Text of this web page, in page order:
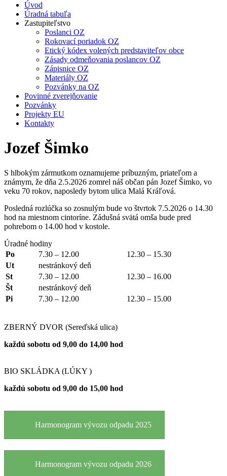
Úvod
Úradná tabuľa
Zastupiteľstvo
Poslanci OZ
Rokovací poriadok OZ
Etický kódex volených predstaviteľov obce
Zásady odmeňovania poslancov OZ
Zápisnice OZ
Materiály OZ
Pozvánky na OZ
Povinné zverejňovanie
Pozvánky
Projekty EU
Kontakty
Jozef Šimko
S hlbokým zármutkom oznamujeme príbuzným, priateľom a
známym, že dňa 2.5.2026 zomrel náš občan pán Jozef Šimko, vo
veku 70 rokov, naposledy bytom ulica Malá Kráľová.
Posledná rozlúčka so zosnulým bude vo štvrtok 7.5.2026 o 14.30
hod na miestnom cintoríne. Zádušná svätá omša bude pred
pohrebom o 14.00 hod v kostole.
Úradné hodiny
Po
7.30 – 12.00
12.30 – 15.30
Ut
nestránkový deň
St
7.30 – 12.00
12.30 – 16.00
Št
nestránkový deň
Pi
7.30 – 12.00 12.30 – 15.00
ZBERNÝ DVOR (Sereďská ulica)
každú sobotu od 9,00 do 14,00 hod
BIO SKLÁDKA (LÚKY )
každú sobotu od 9,00 do 15,00 hod
Harmonogram vývozu odpadu 2025
Harmonogram vývozu odpadu 2026